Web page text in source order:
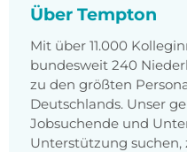
Über Tempton
Mit über 11.000
bundesweit 240
zu den größten
Deutschlands. Unser
Jobsuchende und
Unterstützung